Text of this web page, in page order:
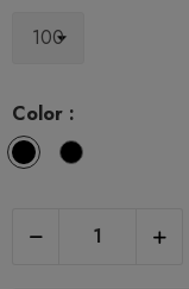
Color :
Cafe Carbón